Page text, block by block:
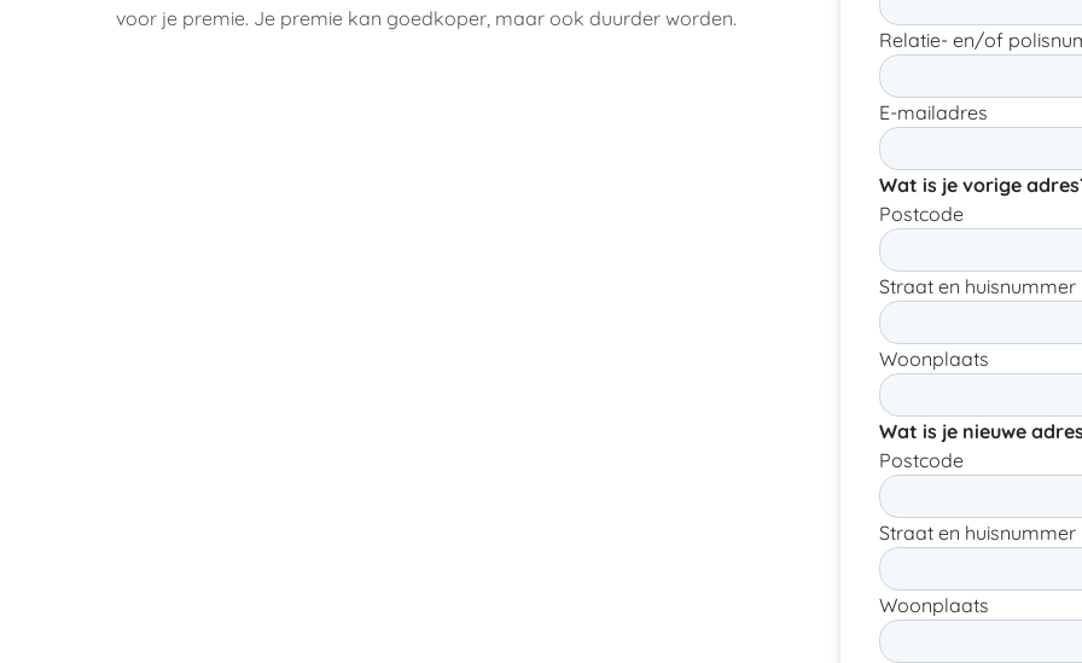
voor je premie. Je premie kan goedkoper, maar ook duurder worden.
Relatie- en/of
E-mailadres
Wat is je vorige
Postcode
Straat en huisnummer
Woonplaats
Wat is je nieuwe
Postcode
Straat en huisnummer
Woonplaats